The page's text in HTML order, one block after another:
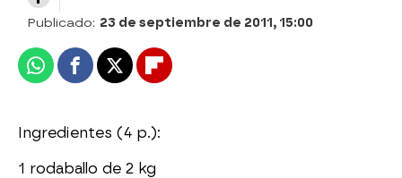
Publicado: 23 de septiembre de 2011, 15:00
WhatsappFacebook
X Flipboard
Ingredientes (4 p.):
1 rodaballo de 2 kg